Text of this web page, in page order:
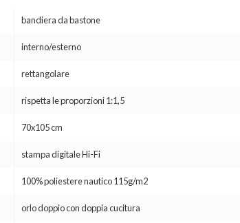
bandiera da bastone
interno/esterno
rettangolare
rispetta le proporzioni 1:1,5
70x105 cm
stampa digitale Hi-Fi
100% poliestere nautico 115g/m2
orlo doppio con doppia cucitura